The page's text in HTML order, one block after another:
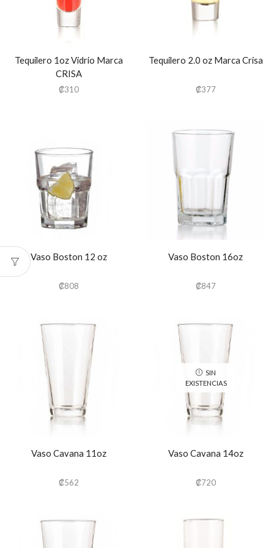
Tequilero 1oz Vidrio Marca
CRISA
₡310
Tequilero 2.0 oz Marca Crisa
₡377
Vaso Boston 12 oz
₡808
Vaso Boston 16oz
₡847
Vaso Cavana 11oz
₡562
SIN
EXISTENCIAS
Vaso Cavana 14oz
₡720